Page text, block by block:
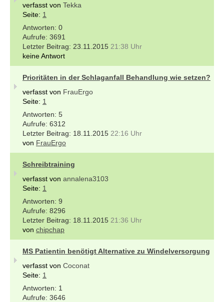
verfasst von Tekka
Seite: 1
0
3691
23.11.2015 21:38 Uhr
keine Antwort
Prioritäten in der Schlaganfall Behandlung wie setzen?
verfasst von FrauErgo
Seite: 1
5
6312
18.11.2015 22:16 Uhr
von FrauErgo
Schreibtraining
verfasst von annalena3103
Seite: 1
9
8296
18.11.2015 21:36 Uhr
von chipchap
MS Patientin benötigt Alternative zu Windelversorgung
verfasst von Coconat
Seite: 1
1
3646